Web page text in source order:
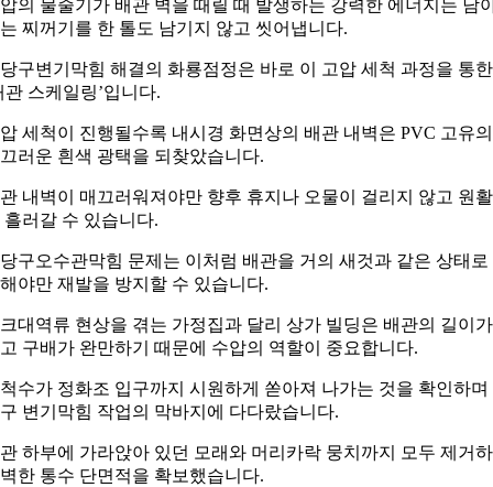
의 물줄기가 배관 벽을 때릴 때 발생하는 강력한 에너지는 남
찌꺼기를 한 톨도 남기지 않고 씻어냅니다.
구변기막힘 해결의 화룡점정은 바로 이 고압 세척 과정을 통한
관 스케일링’입니다.
세척이 진행될수록 내시경 화면상의 배관 내벽은 PVC 고유의
러운 흰색 광택을 되찾았습니다.
내벽이 매끄러워져야만 향후 휴지나 오물이 걸리지 않고 원
흘러갈 수 있습니다.
구오수관막힘 문제는 이처럼 배관을 거의 새것과 같은 상태로
야만 재발을 방지할 수 있습니다.
대역류 현상을 겪는 가정집과 달리 상가 빌딩은 배관의 길이가
구배가 완만하기 때문에 수압의 역할이 중요합니다.
수가 정화조 입구까지 시원하게 쏟아져 나가는 것을 확인하며
변기막힘 작업의 막바지에 다다랐습니다.
하부에 가라앉아 있던 모래와 머리카락 뭉치까지 모두 제거
한 통수 단면적을 확보했습니다.